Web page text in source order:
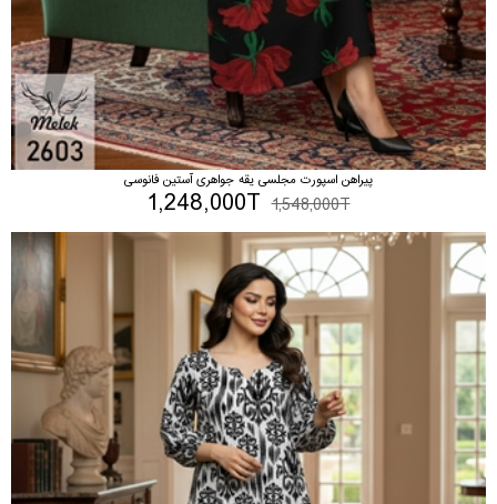
پیراهن اسپورت مجلسی یقه جواهری آستین فانوسی
1,548,000T
1,248,000T